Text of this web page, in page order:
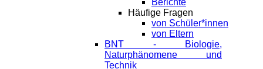
Berichte
Häufige Fragen
von Schüler*innen
von Eltern
BNT - Biologie,
Naturphänomene und
Technik